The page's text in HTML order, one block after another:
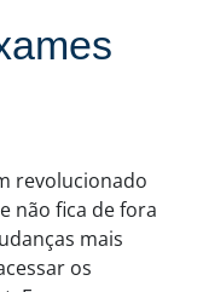
revolucionado
não fica de fora
mais
os